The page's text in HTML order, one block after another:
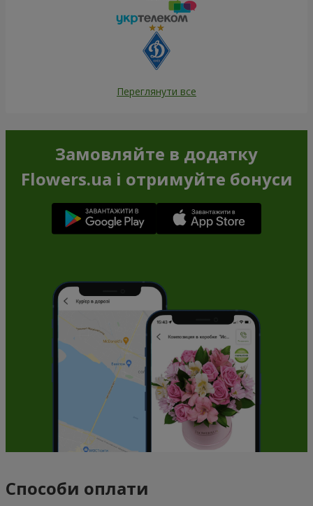
Переглянути все
Замовляйте в додатку
Flowers.ua і отримуйте бонуси
Способи оплати